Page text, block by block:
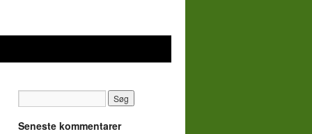
Seneste kommentarer